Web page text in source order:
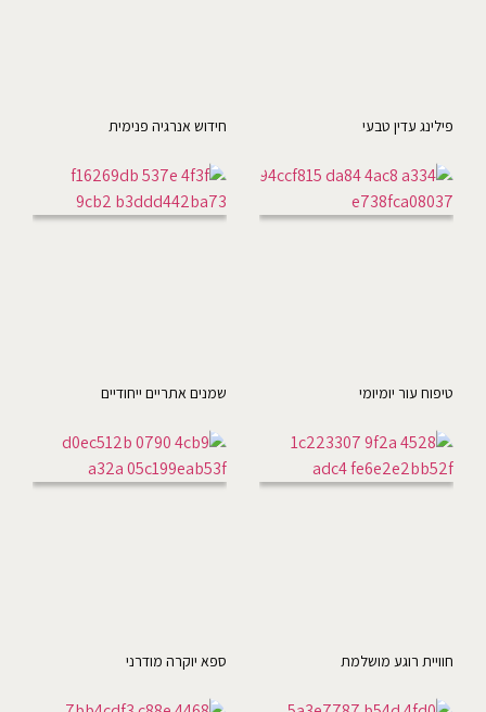
פילינג עדין טבעי חידוש אנרגיה פנימית
טיפוח עור יומיומי שמנים אתריים ייחודיים
חוויית רוגע מושלמת ספא יוקרה מודרני